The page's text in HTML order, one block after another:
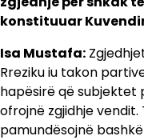
konstituuar
Isa Mustafa:
Rreziku iu takon
hapësirë që subjektet
ofrojnë zgjidhje
pamundësojnë